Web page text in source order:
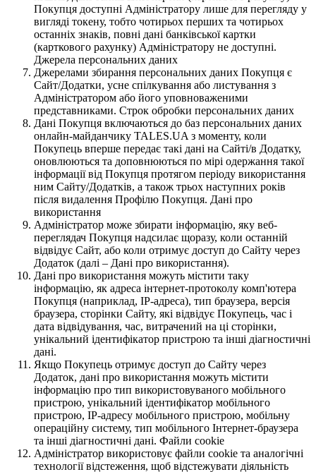
Покупця доступні Адміністратору лише для перегляду у
вигляді токену, тобто чотирьох перших та чотирьох
останніх знаків, повні дані банківської картки
(карткового рахунку) Адміністратору не доступні.
Джерела персональних даних
Джерелами збирання персональних даних Покупця є
Сайт/Додатки, усне спілкування або листування з
Адміністратором або його уповноваженими
представниками. Строк обробки персональних даних
Дані Покупця включаються до баз персональних даних
онлайн-майданчику TALES.UA з моменту, коли
Покупець вперше передає такі дані на Сайті/в Додатку,
оновлюються та доповнюються по мірі одержання такої
інформації від Покупця протягом періоду використання
ним Сайту/Додатків, а також трьох наступних років
після видалення Профілю Покупця. Дані про
використання
Адміністратор може збирати інформацію, яку веб-
переглядач Покупця надсилає щоразу, коли останній
відвідує Сайт, або коли отримує доступ до Сайту через
Додаток (далі – Дані про використання).
Дані про використання можуть містити таку
інформацію, як адреса інтернет-протоколу комп'ютера
Покупця (наприклад, IP-адреса), тип браузера, версія
браузера, сторінки Сайту, які відвідує Покупець, час і
дата відвідування, час, витрачений на ці сторінки,
унікальний ідентифікатор пристрою та інші діагностичні
дані.
Якщо Покупець отримує доступ до Сайту через
Додаток, дані про використання можуть містити
інформацію про тип використовуваного мобільного
пристрою, унікальний ідентифікатор мобільного
пристрою, IP-адресу мобільного пристрою, мобільну
операційну систему, тип мобільного Інтернет-браузера
та інші діагностичні дані. Файли cookie
Адміністратор використовує файли cookie та аналогічні
технології відстеження, щоб відстежувати діяльність